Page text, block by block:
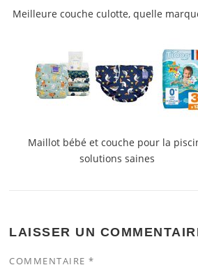
Meilleure couche culotte, quelle
Maillot bébé et couche pour la
solutions saines
LAISSER UN
COMMENTAIRE*